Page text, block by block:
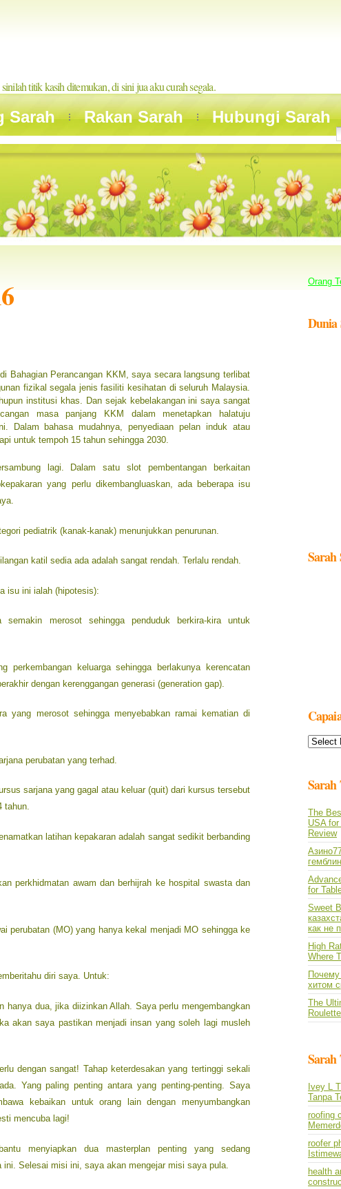
titik kasih ditemukan, di sini jua aku curah segala.
Sarah Rakan Sarah Hubungi Sarah
Bahagian Perancangan KKM, saya secara langsung terlibat
fizikal segala jenis fasiliti kesihatan di seluruh Malaysia.
institusi khas. Dan sejak kebelakangan ini saya sangat
masa panjang KKM dalam menetapkan halatuju
Dalam bahasa mudahnya, penyediaan pelan induk atau
untuk tempoh 15 tahun sehingga 2030.
lagi. Dalam satu slot pembentangan berkaitan
yang perlu dikembangluaskan, ada beberapa isu
pediatrik (kanak-kanak) menunjukkan penurunan.
katil sedia ada adalah sangat rendah. Terlalu rendah.
isu ini ialah (hipotesis):
semakin merosot sehingga penduduk berkira-kira untuk
perkembangan keluarga sehingga berlakunya kerencatan
dengan kerenggangan generasi (generation gap).
yang merosot sehingga menyebabkan ramai kematian di
perubatan yang terhad.
sarjana yang gagal atau keluar (quit) dari kursus tersebut
tahun.
latihan kepakaran adalah sangat sedikit berbanding
perkhidmatan awam dan berhijrah ke hospital swasta dan
perubatan (MO) yang hanya kekal menjadi MO sehingga ke
diri saya. Untuk:
hanya dua, jika diizinkan Allah. Saya perlu mengembangkan
akan saya pastikan menjadi insan yang soleh lagi musleh
dengan sangat! Tahap keterdesakan yang tertinggi sekali
Yang paling penting antara yang penting-penting. Saya
kebaikan untuk orang lain dengan menyumbangkan
mencuba lagi!
menyiapkan dua masterplan penting yang sedang
Selesai misi ini, saya akan mengejar misi saya pula.
Orang
Dunia
Sarah
Capaian
Lama
Sarah
The
USA
Review
for
Sweet
как не
High
Where
хитом
The
Sarah
Ivey L
Tanpa
roofing
roofer
health